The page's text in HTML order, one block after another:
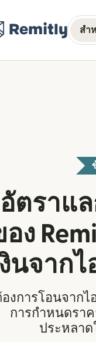
สำ
อัตราแ
อง
งินจาก
งการโอนจากไ
การกำหนดรา
ประหลาด